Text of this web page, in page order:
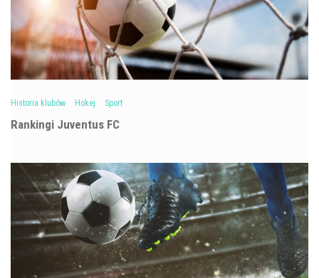
Historia klubów Hokej Sport
Rankingi Juventus FC